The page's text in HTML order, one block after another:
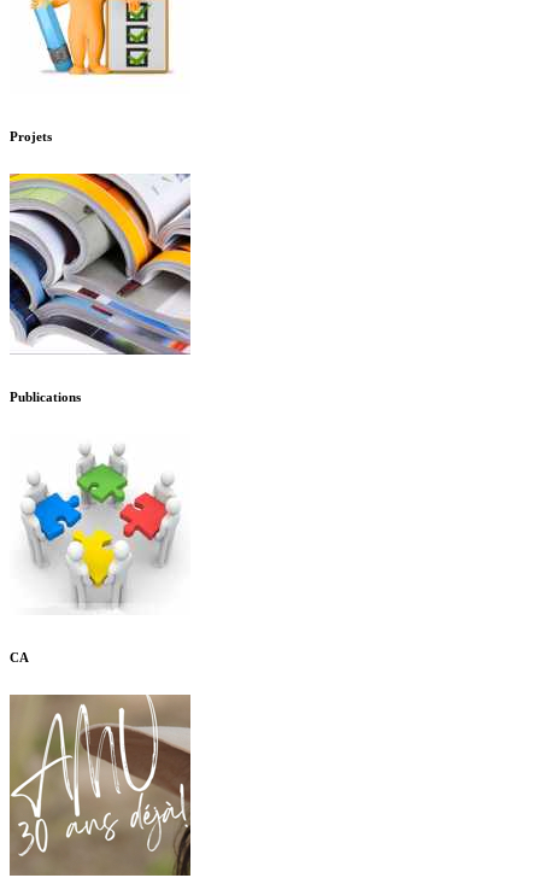
Projets
Publications
CA